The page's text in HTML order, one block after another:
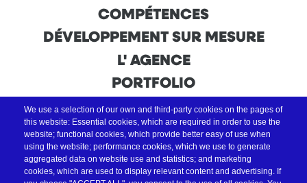
NAVIGATION
PRINCIPALE
COMPÉTENCES
DÉVELOPPEMENT SUR MESURE
L' AGENCE
PORTFOLIO
We use a selection of our own and third-party cookies on the pages of
this website: Essential cookies, which are required in order to use the
website; functional cookies, which provide better easy of use when
using the website; performance cookies, which we use to generate
aggregated data on website use and statistics; and marketing
cookies, which are used to display relevant content and advertising. If